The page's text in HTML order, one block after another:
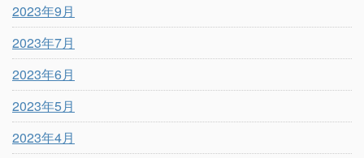
2023年9月
2023年7月
2023年6月
2023年5月
2023年4月